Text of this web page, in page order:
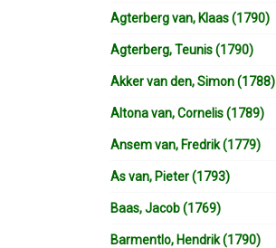
Agterberg van, Klaas (1790)
Agterberg, Teunis (1790)
Akker van den, Simon (1788)
Altona van, Cornelis (1789)
Ansem van, Fredrik (1779)
As van, Pieter (1793)
Baas, Jacob (1769)
Barmentlo, Hendrik (1790)